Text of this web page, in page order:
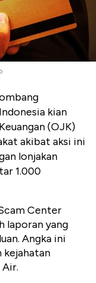
kian
(OJK)
akibat aksi ini
lonjakan
1.000
Center
laporan yang
Angka ini
kejahatan